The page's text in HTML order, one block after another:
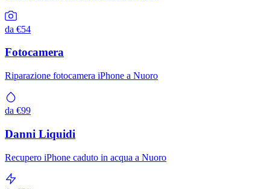
da €54
Fotocamera
Riparazione fotocamera iPhone a Nuoro
da €99
Danni Liquidi
Recupero iPhone caduto in acqua a Nuoro